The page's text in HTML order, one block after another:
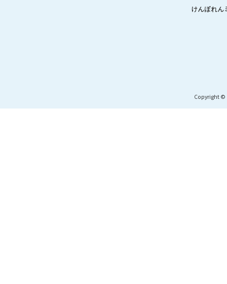
けんぽれん
Copyright ©